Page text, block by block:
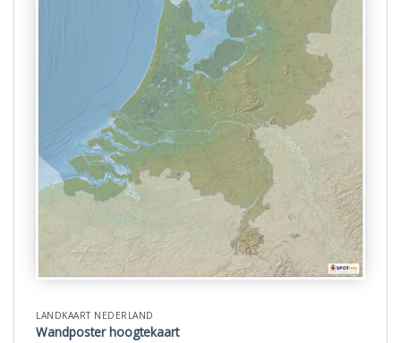
LANDKAART NEDERLAND
Wandposter hoogtekaart